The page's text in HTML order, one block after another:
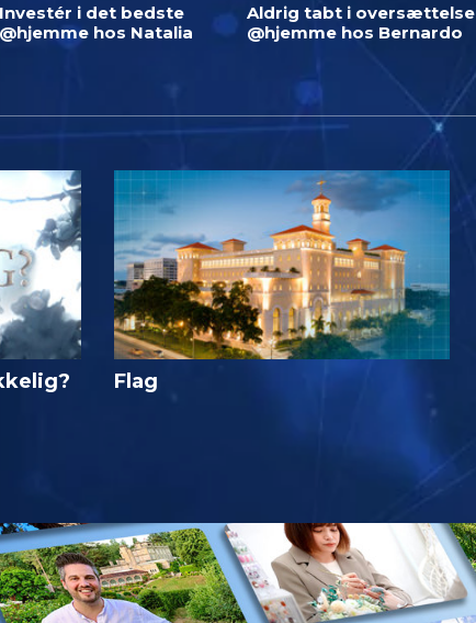
Investér i det bedste
@hjemme hos Natalia
Aldrig tabt i oversættelse
@hjemme hos Bernardo
Flag